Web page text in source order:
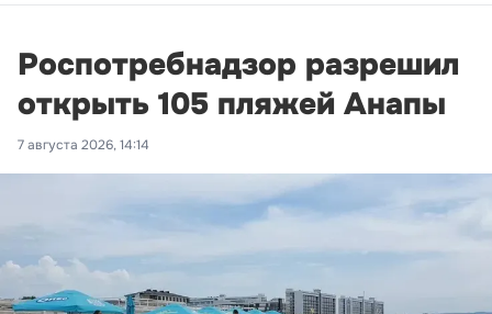
Роспотребнадзор разрешил
открыть 105 пляжей Анапы
7 августа 2026, 14:14